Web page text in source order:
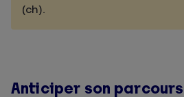
(ch).
Anticiper son